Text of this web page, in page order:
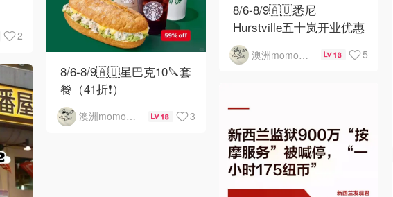
2
8/6-8/9🇦🇺悉尼
Hurstville五十岚开业优惠
澳洲momo爱吃 13 5
8/6-8/9🇦🇺星巴克10🔪套
餐（41折❗）
澳洲momo爱吃 13 3